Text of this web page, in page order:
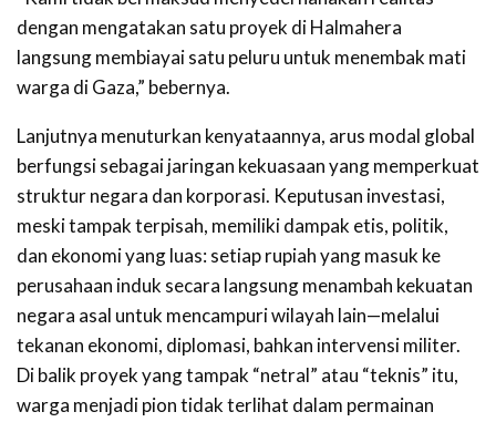
dengan mengatakan satu proyek di Halmahera
langsung membiayai satu peluru untuk menembak mati
warga di Gaza,” bebernya.
Lanjutnya menuturkan kenyataannya, arus modal global
berfungsi sebagai jaringan kekuasaan yang memperkuat
struktur negara dan korporasi. Keputusan investasi,
meski tampak terpisah, memiliki dampak etis, politik,
dan ekonomi yang luas: setiap rupiah yang masuk ke
perusahaan induk secara langsung menambah kekuatan
negara asal untuk mencampuri wilayah lain—melalui
tekanan ekonomi, diplomasi, bahkan intervensi militer.
Di balik proyek yang tampak “netral” atau “teknis” itu,
warga menjadi pion tidak terlihat dalam permainan